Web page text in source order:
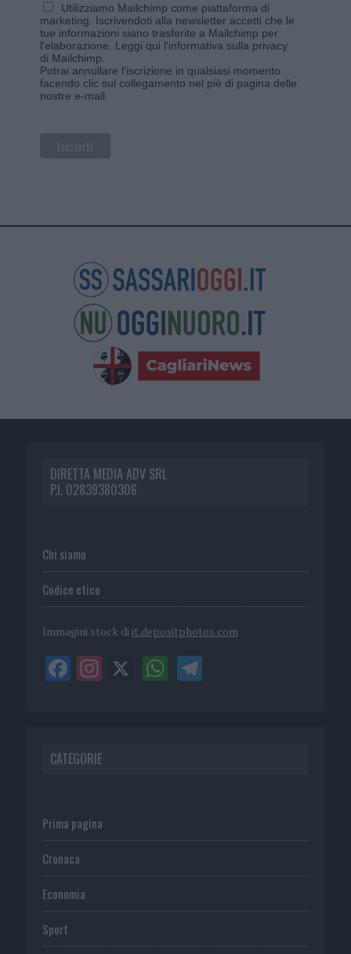
Utilizziamo Mailchimp come piattaforma di
marketing. Iscrivendoti alla newsletter accetti che le
tue informazioni siano trasferite a Mailchimp per
l'elaborazione. Leggi qui l'informativa sulla privacy
di Mailchimp
Potrai annullare l'iscrizione in qualsiasi momento
facendo clic sul collegamento nel piè di pagina delle
nostre e-mail.
DIRETTA MEDIA ADV SRL
P.I. 02839380306
Chi siamo
Codice etico
Immagini stock di it.depositphotos.com
CATEGORIE
Prima pagina
Cronaca
Economia
Sport